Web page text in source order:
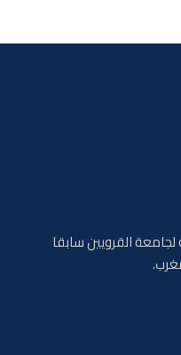
لجامعة القرويين سابقا